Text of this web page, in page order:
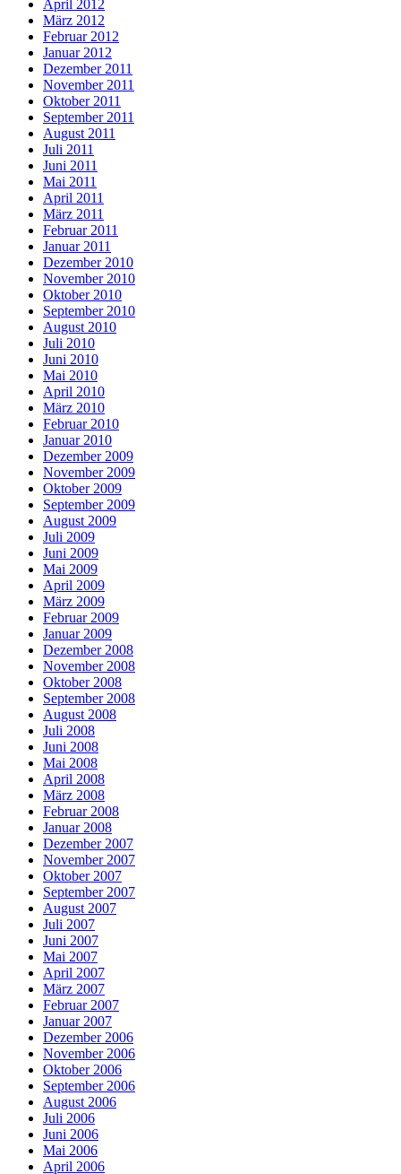
April 2012
März 2012
Februar 2012
Januar 2012
Dezember 2011
November 2011
Oktober 2011
September 2011
August 2011
Juli 2011
Juni 2011
Mai 2011
April 2011
März 2011
Februar 2011
Januar 2011
Dezember 2010
November 2010
Oktober 2010
September 2010
August 2010
Juli 2010
Juni 2010
Mai 2010
April 2010
März 2010
Februar 2010
Januar 2010
Dezember 2009
November 2009
Oktober 2009
September 2009
August 2009
Juli 2009
Juni 2009
Mai 2009
April 2009
März 2009
Februar 2009
Januar 2009
Dezember 2008
November 2008
Oktober 2008
September 2008
August 2008
Juli 2008
Juni 2008
Mai 2008
April 2008
März 2008
Februar 2008
Januar 2008
Dezember 2007
November 2007
Oktober 2007
September 2007
August 2007
Juli 2007
Juni 2007
Mai 2007
April 2007
März 2007
Februar 2007
Januar 2007
Dezember 2006
November 2006
Oktober 2006
September 2006
August 2006
Juli 2006
Juni 2006
Mai 2006
April 2006